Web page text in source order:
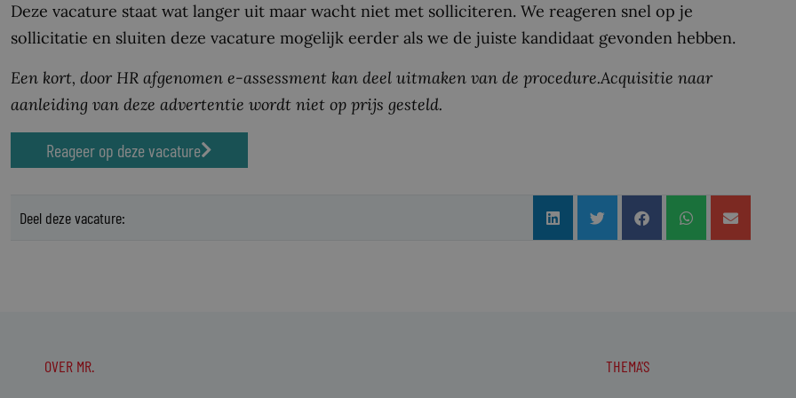
Deze vacature staat wat langer uit maar wacht niet met solliciteren. We reageren snel op je
sollicitatie en sluiten deze vacature mogelijk eerder als we de juiste kandidaat gevonden hebben.
Een kort, door HR afgenomen e-assessment kan deel uitmaken van de procedure.Acquisitie naar
aanleiding van deze advertentie wordt niet op prijs gesteld.
Reageer op deze vacature
Deel deze vacature:
OVER MR. THEMA'S